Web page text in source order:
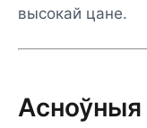
высокай цане.
Асноўныя